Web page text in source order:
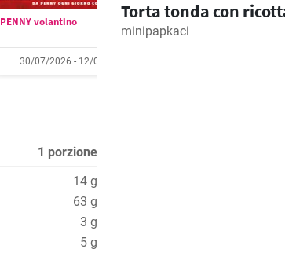
PENNY volantino
30/07/2026 - 12/08/2026
Aldi volantino
1 porzione
14 g
63 g
3 g
5 g
Torta tonda con
minipapkaci